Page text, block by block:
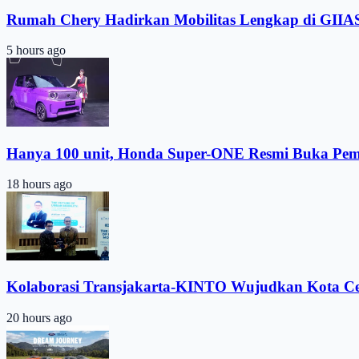
Rumah Chery Hadirkan Mobilitas Lengkap di
5 hours ago
Hanya 100 unit, Honda Super-ONE Resmi Buka
18 hours ago
Kolaborasi Transjakarta-KINTO Wujudkan Kota
20 hours ago